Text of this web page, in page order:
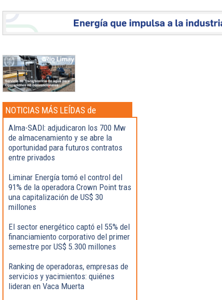
NOTICIAS MÁS LEÍDAS de
Actualidad
Alma-SADI: adjudicaron los 700 Mw
de almacenamiento y se abre la
oportunidad para futuros contratos
entre privados
Liminar Energía tomó el control del
91% de la operadora Crown Point tras
una capitalización de US$ 30
millones
El sector energético captó el 55% del
financiamiento corporativo del primer
semestre por US$ 5.300 millones
Ranking de operadoras, empresas de
servicios y yacimientos: quiénes
lideran en Vaca Muerta